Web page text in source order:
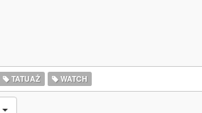
TATUAŻ WATCH